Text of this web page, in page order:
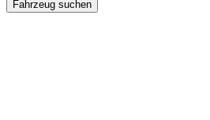
Fahrzeug suchen